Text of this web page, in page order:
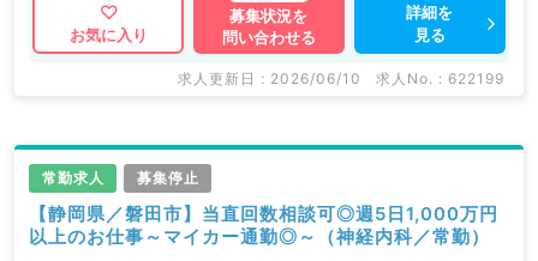
お気に入り
募集状況を
問い合わせる
詳細を
見る
求人更新日 : 2026/06/10 求人No. : 622199
常勤求人 募集停止
【静岡県／磐田市】当直回数相談可◎週5日1,000万円
以上のお仕事～マイカー通勤◎～（神経内科／常勤）